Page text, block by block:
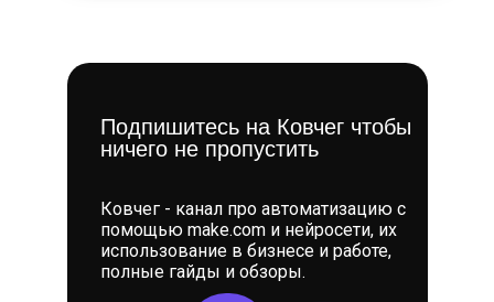
Подпишитесь на Ковчег чтобы
ничего не пропустить
Ковчег - канал про автоматизацию с
помощью make.com и нейросети, их
использование в бизнесе и работе,
полные гайды и обзоры.